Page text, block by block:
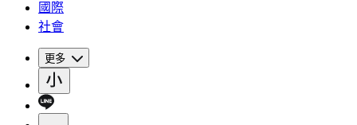
國際
社會
更多